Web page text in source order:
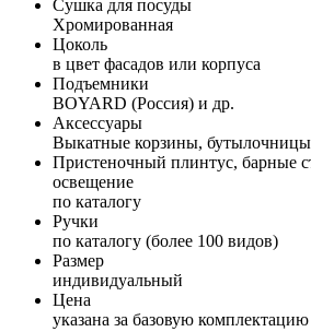
Сушка для посуды
Хромированная
Цоколь
в цвет фасадов или корпуса
Подъемники
BOYARD (Россия) и др.
Аксессуары
Выкатные корзины,
Пристеночный плинтус, барные
освещение
по каталогу
Ручки
по каталогу (более 100 видов)
Размер
индивидуальный
Цена
указана за базовую комплектацию